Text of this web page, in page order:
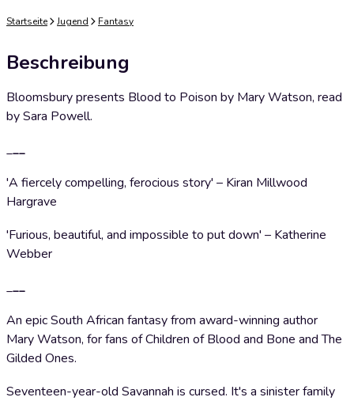
Startseite Jugend Fantasy
Beschreibung
Bloomsbury presents Blood to Poison by Mary Watson, read
by Sara Powell.
___
'A fiercely compelling, ferocious story' – Kiran Millwood
Hargrave
'Furious, beautiful, and impossible to put down' – Katherine
Webber
___
An epic South African fantasy from award-winning author
Mary Watson, for fans of Children of Blood and Bone and The
Gilded Ones.
Seventeen-year-old Savannah is cursed. It's a sinister family